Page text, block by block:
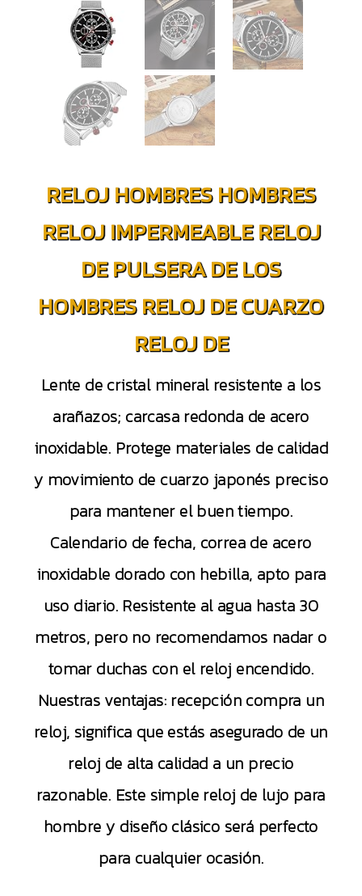
RELOJ HOMBRES HOMBRES
RELOJ IMPERMEABLE RELOJ
DE PULSERA DE LOS
HOMBRES RELOJ DE CUARZO
RELOJ DE
Lente de cristal mineral resistente a los
arañazos; carcasa redonda de acero
inoxidable. Protege materiales de calidad
y movimiento de cuarzo japonés preciso
para mantener el buen tiempo.
Calendario de fecha, correa de acero
inoxidable dorado con hebilla, apto para
uso diario. Resistente al agua hasta 30
metros, pero no recomendamos nadar o
tomar duchas con el reloj encendido.
Nuestras ventajas: recepción compra un
reloj, significa que estás asegurado de un
reloj de alta calidad a un precio
razonable. Este simple reloj de lujo para
hombre y diseño clásico será perfecto
para cualquier ocasión.